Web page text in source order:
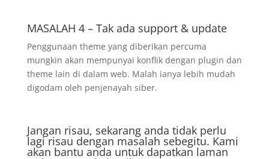
MASALAH 4 – Tak ada support & update
Penggunaan theme yang diberikan percuma
mungkin akan mempunyai konflik dengan plugin dan
theme lain di dalam web. Malah ianya lebih mudah
digodam oleh penjenayah siber.
Jangan risau, sekarang anda tidak perlu
lagi risau dengan masalah sebegitu. Kami
akan bantu anda untuk dapatkan laman